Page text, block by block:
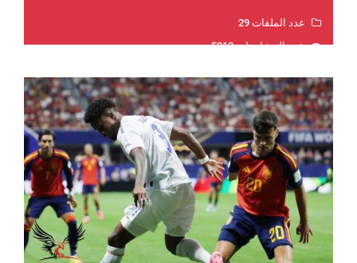
عدد الملفات 29
عدد المشاهدات 5313